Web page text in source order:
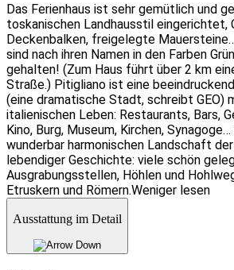
Das Ferienhaus ist sehr gemütlich und
toskanischen Landhausstil eingerichtet,
Deckenbalken, freigelegte
sind nach ihren Namen in den Farben
gehalten! (Zum Haus führt über 2 km
Straße.) Pitigliano ist eine
(eine dramatische Stadt, schreibt GEO)
italienischen Leben: Restaurants, Bars,
Kino, Burg, Museum, Kirchen,
wunderbar harmonischen Landschaft
lebendiger Geschichte: viele schön
Ausgrabungsstellen, Höhlen und
Etruskern und Römern.Weniger lesen
Ausstattung im Detail